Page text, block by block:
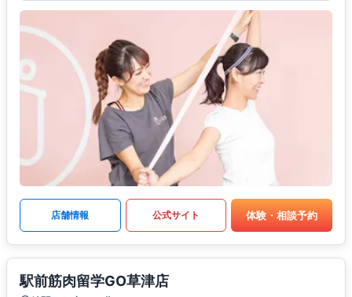
店舗情報 公式サイト 体験・相談予約
駅前筋肉留学GO草津店